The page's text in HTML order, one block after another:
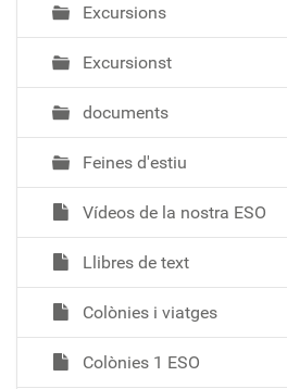
Excursions
Excursionst
documents
Feines d'estiu
Vídeos de la nostra ESO
Llibres de text
Colònies i viatges
Colònies 1 ESO